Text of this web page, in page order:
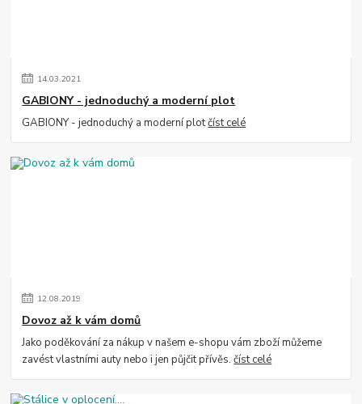
14.03.2021
GABIONY - jednoduchý a moderní plot
GABIONY - jednoduchý a moderní plotčíst celé
12.08.2019
Dovoz až k vám domů
Jako poděkování za nákup v našem e-shopu vám zboží můžeme
zavést vlastními auty nebo i jen půjčit přívěs.číst celé